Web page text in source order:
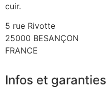
cuir.
5 rue Rivotte
25000 BESANÇON
FRANCE
Infos et garanties